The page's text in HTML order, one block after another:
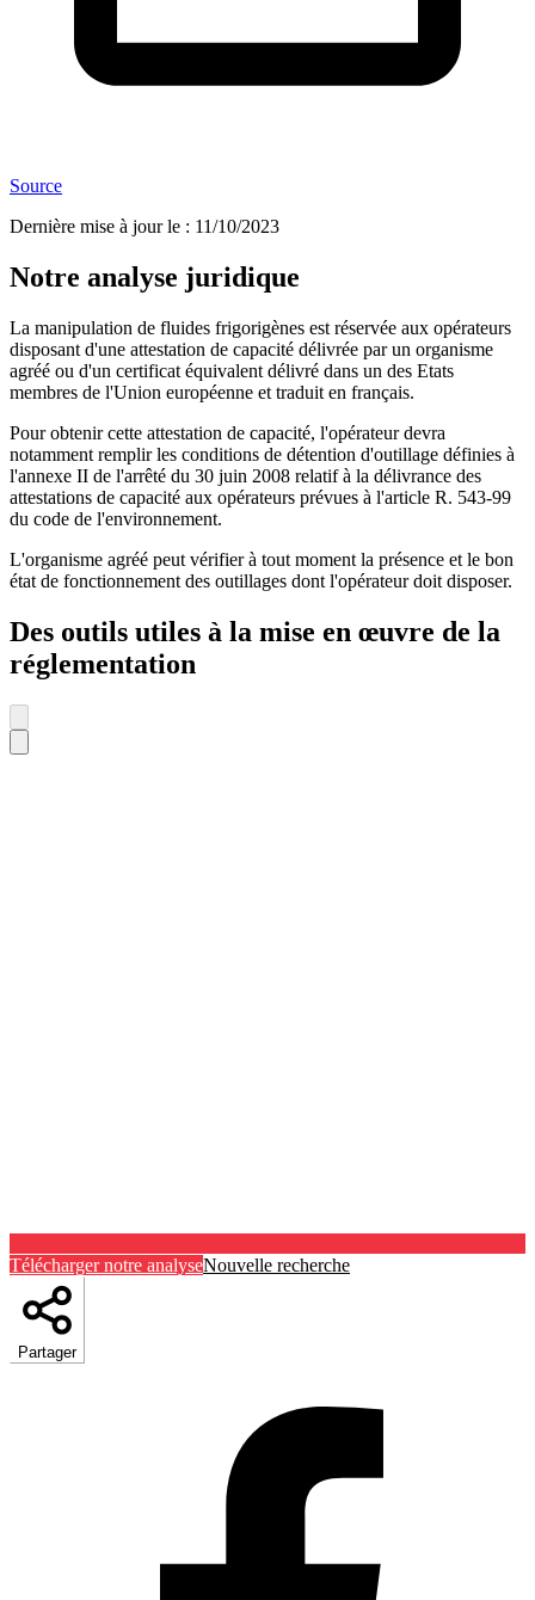
Source
Dernière mise à jour le : 11/10/2023
Notre analyse juridique
La manipulation de fluides frigorigènes est réservée aux opérateurs
disposant d'une attestation de capacité délivrée par un organisme
agréé ou d'un certificat équivalent délivré dans un des Etats
membres de l'Union européenne et traduit en français.
Pour obtenir cette attestation de capacité, l'opérateur devra
notamment remplir les conditions de détention d'outillage définies à
l'annexe II de l'arrêté du 30 juin 2008 relatif à la délivrance des
attestations de capacité aux opérateurs prévues à l'article R. 543-99
du code de l'environnement.
L'organisme agréé peut vérifier à tout moment la présence et le bon
état de fonctionnement des outillages dont l'opérateur doit disposer.
Des outils utiles à la mise en œuvre de la
réglementation
Télécharger notre analyseNouvelle recherche
Partager